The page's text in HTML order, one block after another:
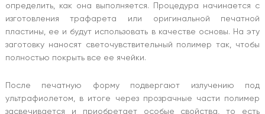
определить, как она выполняется. Процедура начинается с
изготовления трафарета или оригинальной печатной
пластины, ее и будут использовать в качестве основы. На эту
заготовку наносят светочувствительный полимер так, чтобы
полностью покрыть все ее ячейки.
После печатную форму подвергают излучению под
ультрафиолетом, в итоге через прозрачные части полимер
засвечивается и приобретает особые свойства, то есть